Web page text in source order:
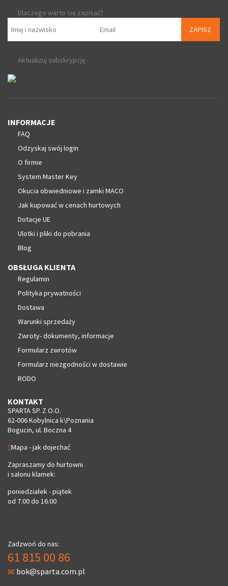
Dlaczego warto się zapisać?
ZAPISZ
Aktualizuj subskrypcję
INFORMACJE
FAQ
Odzyskaj swój login
O firmie
System Master Key
Okucia obwiedniowe i zamki MACO
Jak kupować w cenach hurtowych
Dotacje UE
Ulotki i pliki do pobrania
Blog
OBSŁUGA KLIENTA
Regulamin
Polityka prywatności
Dostawa
Warunki sprzedaży
Zwroty- dokumenty, informacje
Formularz zwrotów
Formularz niezgodności w dostawie
RODO
KONTAKT
SPARTA SP. Z O.O.
62-006 Kobylnica k\Poznania
Bogucin, ul. Boczna 4
Mapa - jak dojechać
Zapraszamy do hurtowni
i salonu klamek:
poniedziałek - piątek
od 7.00 do 16.00
Zadzwoń do nas:
61 815 00 86
bok@sparta.com.pl